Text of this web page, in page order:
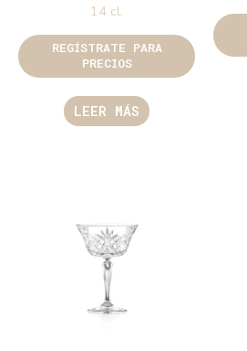
14 cl.
REGÍSTRATE PARA
PRECIOS
LEER MÁS